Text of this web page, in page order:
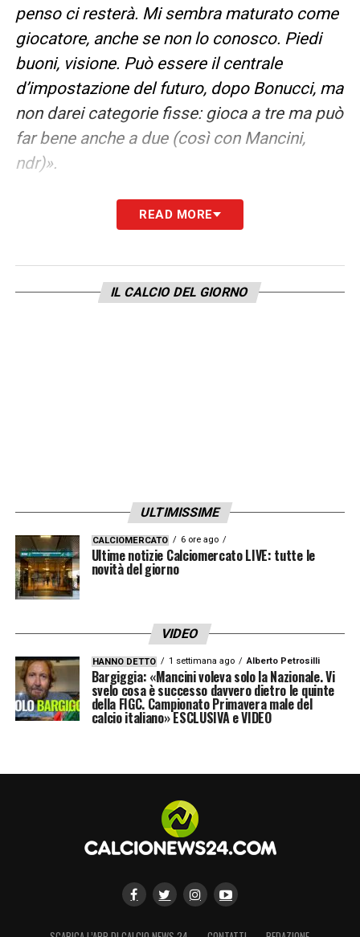
penso ci resterà. Mi sembra maturato come
giocatore, anche se non lo conosco. Piedi
buoni, visione. Può essere il centrale
d’impostazione del futuro, dopo Bonucci, ma
non darei categorie fisse: gioca a tre ma può
far bene anche a due (così con Mancini,
ndr)».
LA PLAYLIST DELLE NOSTRE TOP NEWS
READ MORE
IL CALCIO DEL GIORNO
ULTIMISSIME
CALCIOMERCATO 6 ore ago
Ultime notizie Calciomercato LIVE: tutte le
novità del giorno
VIDEO
HANNO DETTO 1 settimana ago Alberto Petrosilli
Bargiggia: «Mancini voleva solo la Nazionale. Vi
svelo cosa è successo davvero dietro le quinte
della FIGC. Campionato Primavera male del
calcio italiano» ESCLUSIVA e VIDEO